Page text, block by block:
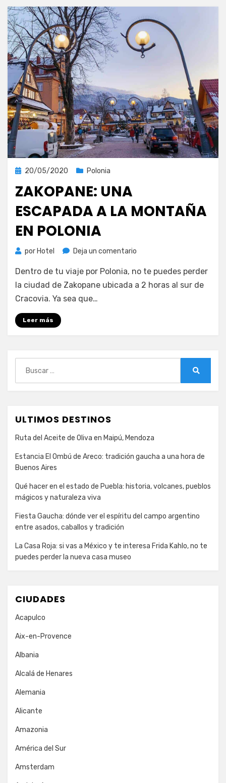
Publicada
20/05/2020 Polonia
ZAKOPANE: UNA
ESCAPADA A LA MONTAÑA
EN POLONIA
por Hotel Deja un comentario
una
escapada
Dentro de tu viaje por Polonia, no te puedes perder
la ciudad de Zakopane ubicada a 2 horas al sur de
Cracovia. Ya sea que…
Leer más
ULTIMOS DESTINOS
Ruta del Aceite de Oliva en Maipú, Mendoza
Estancia El Ombú de Areco: tradición gaucha a una hora de
Buenos Aires
Qué hacer en el estado de Puebla: historia, volcanes, pueblos
mágicos y naturaleza viva
Fiesta Gaucha: dónde ver el espíritu del campo argentino
entre asados, caballos y tradición
La Casa Roja: si vas a México y te interesa Frida Kahlo, no te
puedes perder la nueva casa museo
CIUDADES
Acapulco
Aix-en-Provence
Albania
Alcalá de Henares
Alemania
Alicante
Amazonia
América del Sur
Amsterdam